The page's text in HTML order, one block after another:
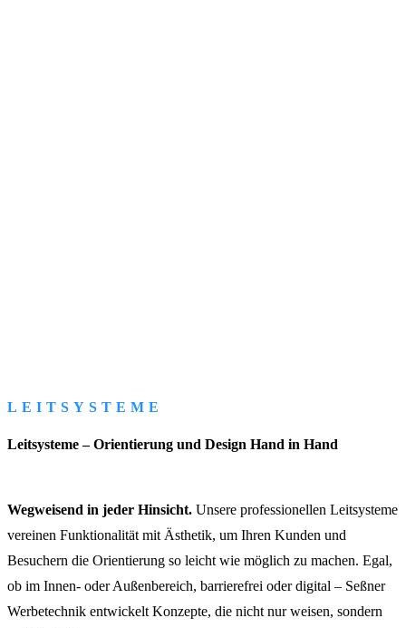
LEITSYSTEME
Leitsysteme – Orientierung und Design Hand in Hand
Wegweisend in jeder Hinsicht. Unsere professionellen Leitsysteme
vereinen Funktionalität mit Ästhetik, um Ihren Kunden und
Besuchern die Orientierung so leicht wie möglich zu machen. Egal,
ob im Innen- oder Außenbereich, barrierefrei oder digital – Seßner
Werbetechnik entwickelt Konzepte, die nicht nur weisen, sondern